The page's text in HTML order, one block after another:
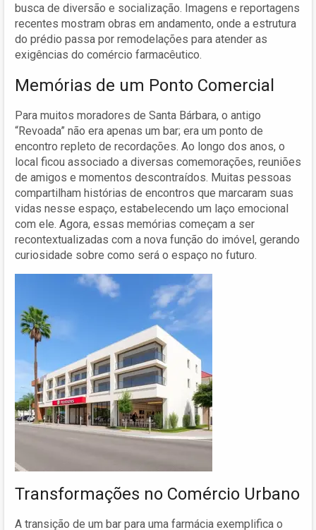
busca de diversão e socialização. Imagens e reportagens
recentes mostram obras em andamento, onde a estrutura
do prédio passa por remodelações para atender as
exigências do comércio farmacêutico.
Memórias de um Ponto Comercial
Para muitos moradores de Santa Bárbara, o antigo
“Revoada” não era apenas um bar; era um ponto de
encontro repleto de recordações. Ao longo dos anos, o
local ficou associado a diversas comemorações, reuniões
de amigos e momentos descontraídos. Muitas pessoas
compartilham histórias de encontros que marcaram suas
vidas nesse espaço, estabelecendo um laço emocional
com ele. Agora, essas memórias começam a ser
recontextualizadas com a nova função do imóvel, gerando
curiosidade sobre como será o espaço no futuro.
Transformações no Comércio Urbano
A transição de um bar para uma farmácia exemplifica o